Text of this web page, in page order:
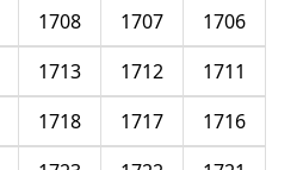
1706
1707
1708
1711
1712
1713
1716
1717
1718